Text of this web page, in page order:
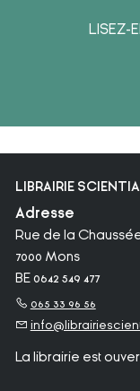
LISEZ-
LIBRAIRIE
Adresse
Rue de la
7000 Mons
BE 0642 549 477
065 33 96 56
La librairie est